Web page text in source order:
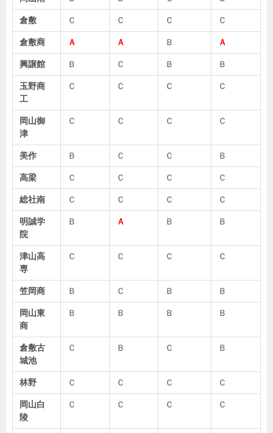
倉敷 Ｃ Ｃ Ｃ Ｃ
倉敷商 Ａ Ａ Ｂ Ａ
興譲館 Ｂ Ｃ Ｂ Ｂ
玉野商
工
Ｃ Ｃ Ｃ Ｃ
岡山御
津
Ｃ Ｃ Ｃ Ｃ
美作 Ｂ Ｃ Ｃ Ｂ
高梁 Ｃ Ｃ Ｃ Ｃ
総社南 Ｃ Ｃ Ｃ Ｃ
明誠学
院
Ｂ Ａ Ｂ Ｂ
津山高
専
Ｃ Ｃ Ｃ Ｃ
笠岡商 Ｂ Ｃ Ｂ Ｂ
岡山東
商
Ｂ Ｂ Ｂ Ｂ
倉敷古
城池
Ｃ Ｂ Ｃ Ｂ
林野 Ｃ Ｃ Ｃ Ｃ
岡山白
陵
Ｃ Ｃ Ｃ Ｃ